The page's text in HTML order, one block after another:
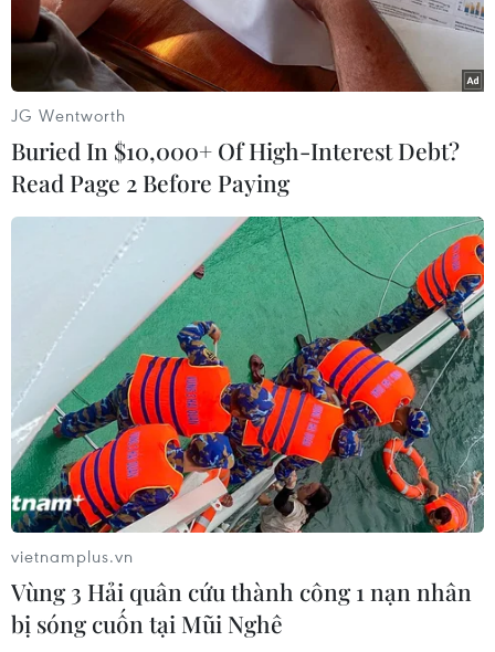
Huấn luyện viên trưởng đội tuyển Olympic Việt Nam Park Hang
Seo trao đổi với báo chí. (Ảnh: Hoàng Linh/TTXVN)
Một lần nữa Lương Xuân Trường lại gây thất
vọng cho người hâm mộ khi được chọn đá chính
trong trận đấu với Hàn Quốc.
Không khó để giới chuyên môn nhận thấy
Lương Xuân Trường đã có một giải đấu đáng
quên thế nào ở ASIAD 2018. Tiền vệ của Hoàng
Anh Gia Lai chơi mờ nhạt, kém hiệu quả và lộ
rõ hạn chế về thể lực.
JG Wentworth
Buried In $10,000+ Of High-Interest Debt?
Read Page 2 Before Paying
vietnamplus.vn
Vùng 3 Hải quân cứu thành công 1 nạn nhân
bị sóng cuốn tại Mũi Nghê